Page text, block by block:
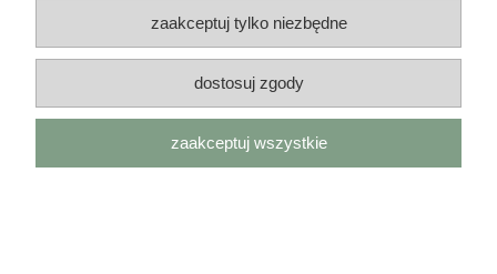
zaakceptuj tylko niezbędne
dostosuj zgody
zaakceptuj wszystkie